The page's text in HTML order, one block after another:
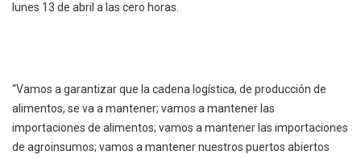
lunes 13 de abril a las cero horas.
“Vamos a garantizar que la cadena logística, de producción de
alimentos, se va a mantener; vamos a mantener las
importaciones de alimentos; vamos a mantener las importaciones
de agroinsumos; vamos a mantener nuestros puertos abiertos